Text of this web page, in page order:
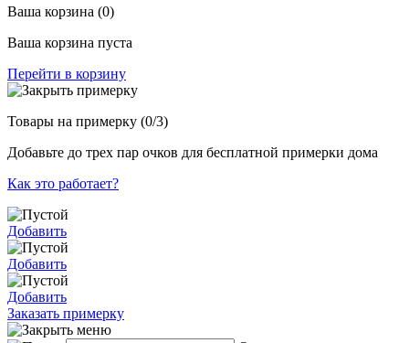
Ваша корзина (0)
Ваша корзина пуста
Перейти в корзину
Товары на примерку (0/3)
Добавьте до трех пар очков для бесплатной примерки дома
Как это работает?
Добавить
Добавить
Добавить
Заказать примерку